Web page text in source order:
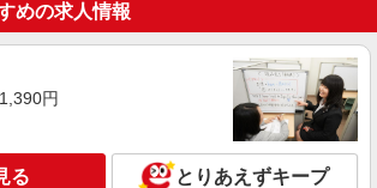
詳細を見る
2001522
「支払い日に間に合ったぜ！」日払いOK＊障
がい者支援STAFF
めの求人情報
円
る とりあえずキープ